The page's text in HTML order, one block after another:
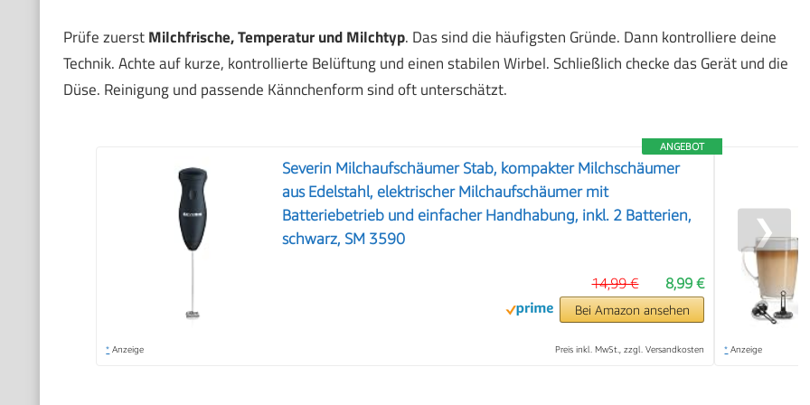
Prüfe zuerstMilchfrische, Temperatur und Milchtyp. Das sind die häufigsten Gründe. Dann kontrolliere deine
Technik. Achte auf kurze, kontrollierte Belüftung und einen stabilen Wirbel. Schließlich checke das Gerät und die
Düse. Reinigung und passende Kännchenform sind oft unterschätzt.
ANGEBOT
Severin Milchaufschäumer Stab, kompakter Milchschäumer
aus Edelstahl, elektrischer Milchaufschäumer mit
Batteriebetrieb und einfacher Handhabung, inkl. 2 Batterien,
schwarz, SM 3590
8,99 €
14,99 €
Bei Amazon ansehen
* Anzeige Preis inkl. MwSt., zzgl. Versandkosten * Anzeige
❯